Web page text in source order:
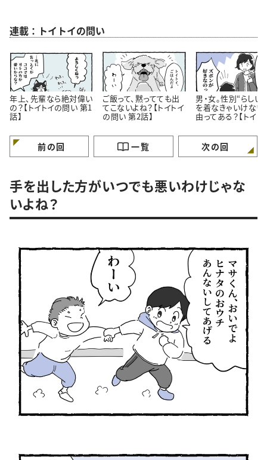
連載：トイトイの問い
年上、先輩なら絶対偉い
の？【トイトイの問い 第1
話】
ご飯って、黙ってても出
てこないよね？【トイトイ
の問い 第2話】
男・女。性別“らしい
を着なきゃいけない
由ってある？【トイト
前の回 一覧 次の回
手を出した方がいつでも悪いわけじゃな
いよね？